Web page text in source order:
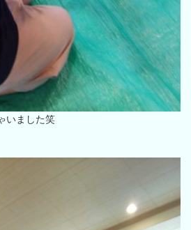
いました笑